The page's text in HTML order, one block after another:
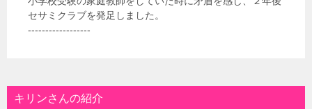
セサミクラブを発足しました。
------------------
キリンさんの紹介